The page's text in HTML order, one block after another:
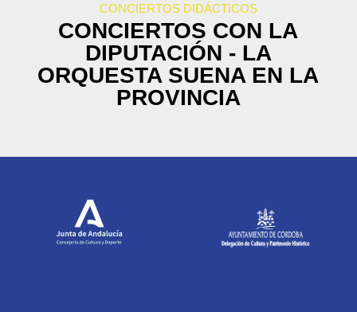
CONCIERTOS DIDÁCTICOS
CONCIERTOS CON LA
DIPUTACIÓN - LA
ORQUESTA SUENA EN LA
PROVINCIA